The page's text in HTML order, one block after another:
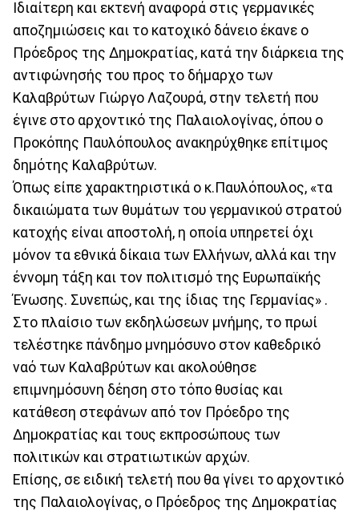
Ιδιαίτερη και εκτενή αναφορά στις γερμανικές
αποζημιώσεις και το κατοχικό δάνειο έκανε ο
Πρόεδρος της Δημοκρατίας, κατά την διάρκεια της
αντιφώνησής του προς το δήμαρχο των
Καλαβρύτων Γιώργο Λαζουρά, στην τελετή που
έγινε στο αρχοντικό της Παλαιολογίνας, όπου ο
Προκόπης Παυλόπουλος ανακηρύχθηκε επίτιμος
δημότης Καλαβρύτων.
Όπως είπε χαρακτηριστικά ο κ.Παυλόπουλος, «τα
δικαιώματα των θυμάτων του γερμανικού στρατού
κατοχής είναι αποστολή, η οποία υπηρετεί όχι
μόνον τα εθνικά δίκαια των Ελλήνων, αλλά και την
έννομη τάξη και τον πολιτισμό της Ευρωπαϊκής
Ένωσης. Συνεπώς, και της ίδιας της Γερμανίας» .
Στο πλαίσιο των εκδηλώσεων μνήμης, το πρωί
τελέστηκε πάνδημο μνημόσυνο στον καθεδρικό
ναό των Καλαβρύτων και ακολούθησε
επιμνημόσυνη δέηση στο τόπο θυσίας και
κατάθεση στεφάνων από τον Πρόεδρο της
Δημοκρατίας και τους εκπροσώπους των
πολιτικών και στρατιωτικών αρχών.
Επίσης, σε ειδική τελετή που θα γίνει το αρχοντικό
της Παλαιολογίνας, ο Πρόεδρος της Δημοκρατίας